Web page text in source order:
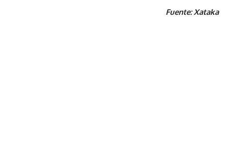
Fuente: Xataka